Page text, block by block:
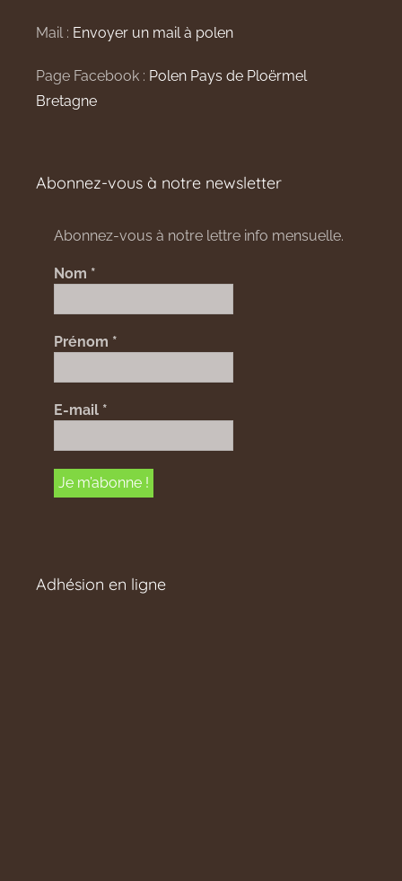
Mail : Envoyer un mail à polen
Page Facebook : Polen Pays de Ploërmel
Bretagne
Abonnez-vous à notre newsletter
Abonnez-vous à notre lettre info mensuelle.
Nom *
Prénom *
E-mail *
Adhésion en ligne